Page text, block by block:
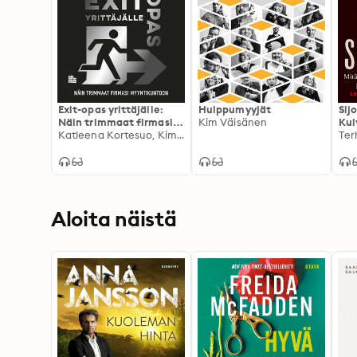
Exit-opas yrittäjälle:
Näin trimmaat firmasi
myyntikuntoon
Katleena Kortesuo, Kim Väisänen, Janne K. Jääskeläinen, Janne Jääskeläinen
Huippumyyjät
Kim Väisänen
ja
Aloita näistä